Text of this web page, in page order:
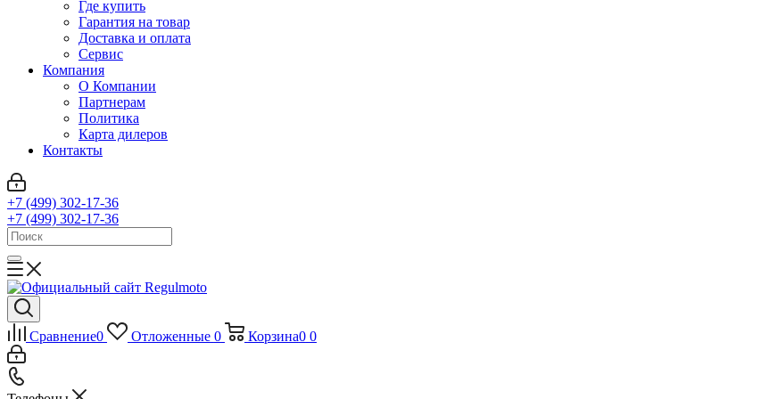
Где купить
Гарантия на товар
Доставка и оплата
Сервис
Компания
О Компании
Партнерам
Политика
Карта дилеров
Контакты
+7 (499) 302-17-36
+7 (499) 302-17-36
Сравнение0 Отложенные 0 Корзина0 0